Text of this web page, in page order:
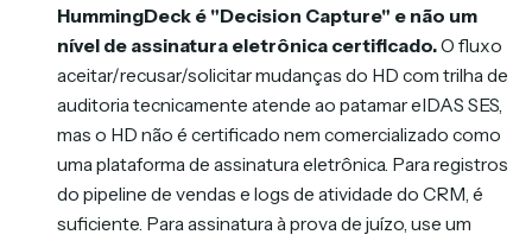
HummingDeck é "Decision Capture" e não um
nível de assinatura eletrônica certificado.O fluxo
aceitar/recusar/solicitar mudanças do HD com trilha de
auditoria tecnicamente atende ao patamar eIDAS SES,
mas o HD não é certificado nem comercializado como
uma plataforma de assinatura eletrônica. Para registros
do pipeline de vendas e logs de atividade do CRM, é
suficiente. Para assinatura à prova de juízo, use um